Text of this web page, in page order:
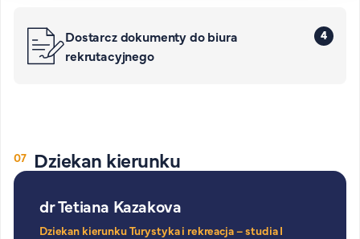
4
Dostarcz dokumenty do biura
rekrutacyjnego
Dziekan kierunku
dr Tetiana Kazakova
Dziekan kierunku Turystyka i rekreacja – studia I